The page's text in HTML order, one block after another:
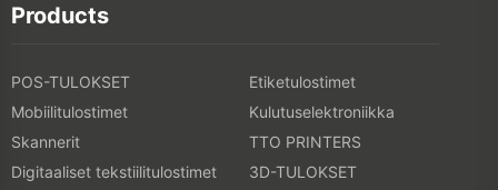
Products
POS-TULOKSET
Etiketulostimet
Mobiilitulostimet
Kulutuselektroniikka
Skannerit
TTO PRINTERS
Digitaaliset tekstiilitulostimet
3D-TULOKSET